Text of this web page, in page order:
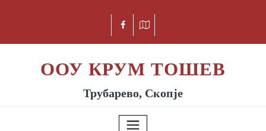
ООУ КРУМ ТОШЕВ
Трубарево, Скопје